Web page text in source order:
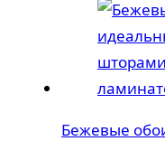
Бежевые